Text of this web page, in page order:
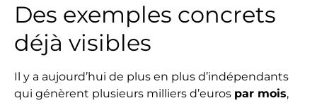
Des exemples concrets
déjà visibles
Il y a aujourd’hui de plus en plus d’indépendants
qui génèrent plusieurs milliers d’euros par mois,